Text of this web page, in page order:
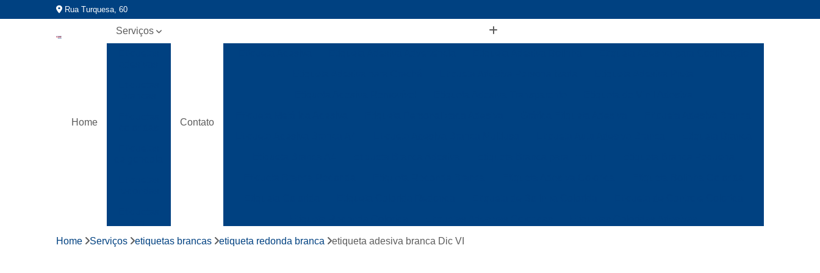
Rua Turquesa, 60
Home
Serviços
Fitas
Contato
Etiquetas Coloridas para Identificação
Home Serviços etiquetas brancas etiqueta redonda branca etiqueta adesiva branca Dic VI